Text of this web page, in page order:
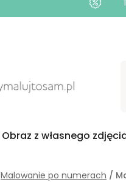
Obraz z własnego
Malowanie po numerach /